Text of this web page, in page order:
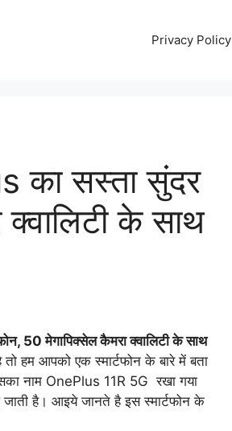
Privacy Policy
का सस्ता सुंदर
के साथ
50 मेगापिक्सेल कैमरा क्वालिटी के साथ
हम आपको एक स्मार्टफोन के बारे में बता
नाम OnePlus 11R 5G रखा गया
जाती है। आइये जानते है इस स्मार्टफोन के